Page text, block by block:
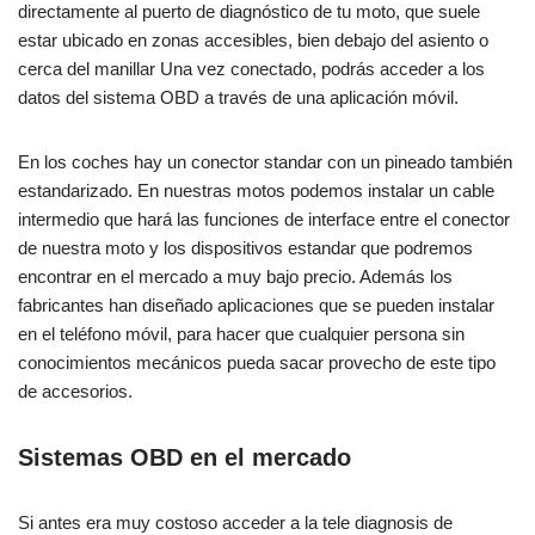
directamente al puerto de diagnóstico de tu moto, que suele
estar ubicado en zonas accesibles, bien debajo del asiento o
cerca del manillar Una vez conectado, podrás acceder a los
datos del sistema OBD a través de una aplicación móvil.
En los coches hay un conector standar con un pineado también
estandarizado. En nuestras motos podemos instalar un cable
intermedio que hará las funciones de interface entre el conector
de nuestra moto y los dispositivos estandar que podremos
encontrar en el mercado a muy bajo precio. Además los
fabricantes han diseñado aplicaciones que se pueden instalar
en el teléfono móvil, para hacer que cualquier persona sin
conocimientos mecánicos pueda sacar provecho de este tipo
de accesorios.
Sistemas OBD en el mercado
Si antes era muy costoso acceder a la tele diagnosis de